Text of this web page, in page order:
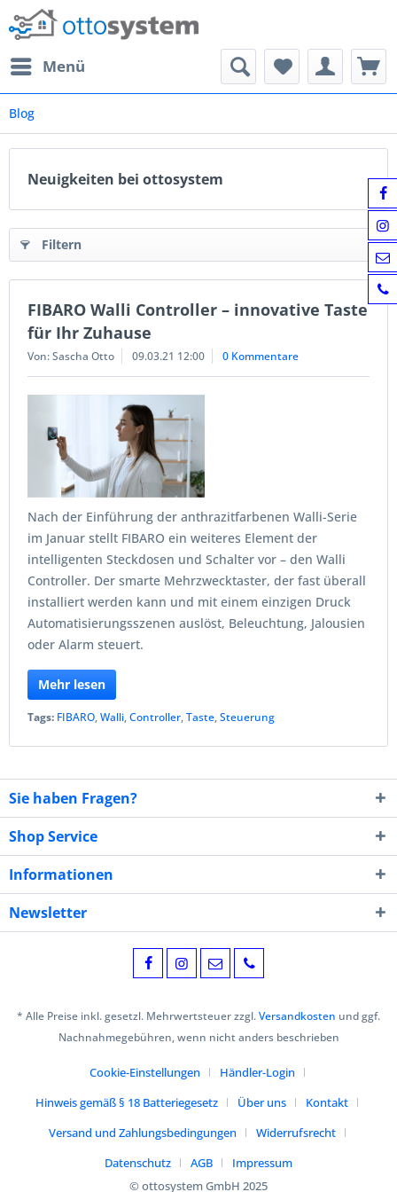
Menü
Blog
Neuigkeiten bei ottosystem
Filtern
FIBARO Walli Controller – innovative Taste
für Ihr Zuhause
Von: Sascha Otto 09.03.21 12:00 0 Kommentare
Nach der Einführung der anthrazitfarbenen Walli-Serie
im Januar stellt FIBARO ein weiteres Element der
intelligenten Steckdosen und Schalter vor – den Walli
Controller. Der smarte Mehrzwecktaster, der fast überall
installiert werden kann und mit einem einzigen Druck
Automatisierungsszenen auslöst, Beleuchtung, Jalousien
oder Alarm steuert.
Mehr lesen
Tags: FIBARO,Walli,Controller,Taste,Steuerung
Sie haben Fragen?
Shop Service
Informationen
Newsletter
* Alle Preise inkl. gesetzl. Mehrwertsteuer zzgl.Versandkosten und ggf.
Nachnahmegebühren, wenn nicht anders beschrieben
Cookie-Einstellungen
Händler-Login
Hinweis gemäß § 18 Batteriegesetz
Über uns
Kontakt
Versand und Zahlungsbedingungen
Widerrufsrecht
Datenschutz
AGB
Impressum
© ottosystem GmbH 2025